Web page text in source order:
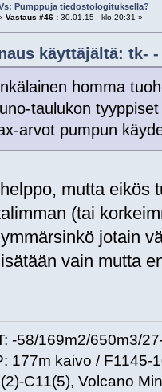
Pumppuja tiedostologituksella?
Vastaus #46 :30.01.15 - klo:20:31 »
käyttäjältä: tk- -
homma
taulukon
arvot pumpun
mutta eikös
(tai
jotain
vain mutta
-58/169m2/650m3/
177m kaivo / F1145-
C11(5), Volcano